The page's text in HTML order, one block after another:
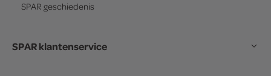
SPAR geschiedenis
SPAR klantenservice